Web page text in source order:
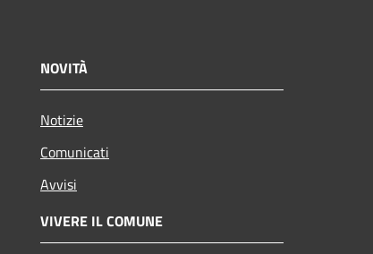
NOVITÀ
Notizie
Comunicati
Avvisi
VIVERE IL COMUNE